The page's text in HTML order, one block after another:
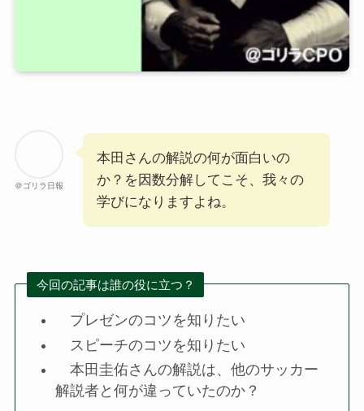
＠ゴリラ日報
本田さんの解説の何が面白いの
か？を因数分解してこそ、我々の
学びになりますよね。
今回の記事は誰の役に立つ？
プレゼンのコツを知りたい
スピーチのコツを知りたい
本田圭佑さんの解説は、他のサッカー
解説者と何が違っていたのか？